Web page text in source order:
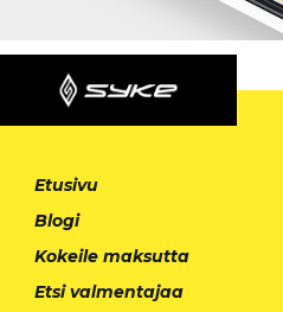
Etusivu
Blogi
Kokeile maksutta
Etsi valmentajaa